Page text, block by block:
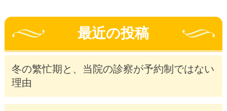
最近の投稿
冬の繁忙期と、当院の診察が予約制ではない
理由